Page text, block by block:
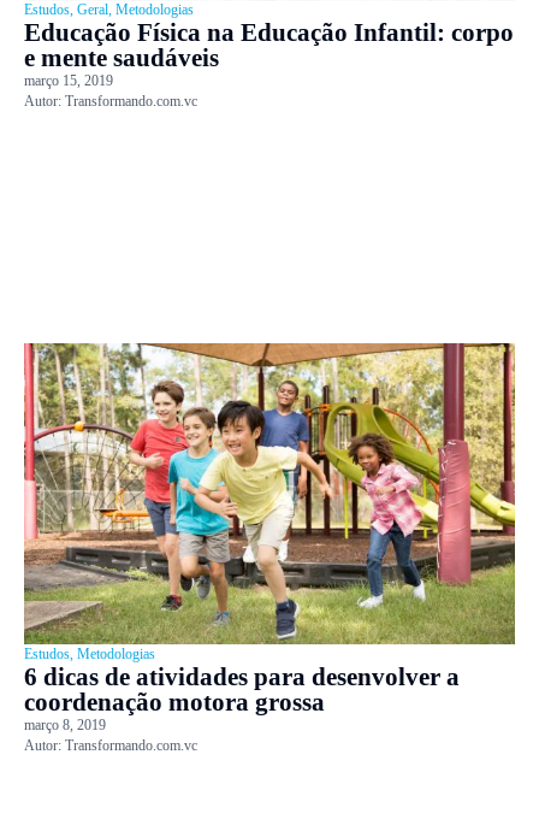
Estudos, Geral, Metodologias
Educação Física na Educação Infantil: corpo
e mente saudáveis
março 15, 2019
Autor: Transformando.com.vc
Estudos, Metodologias
6 dicas de atividades para desenvolver a
coordenação motora grossa
março 8, 2019
Autor: Transformando.com.vc